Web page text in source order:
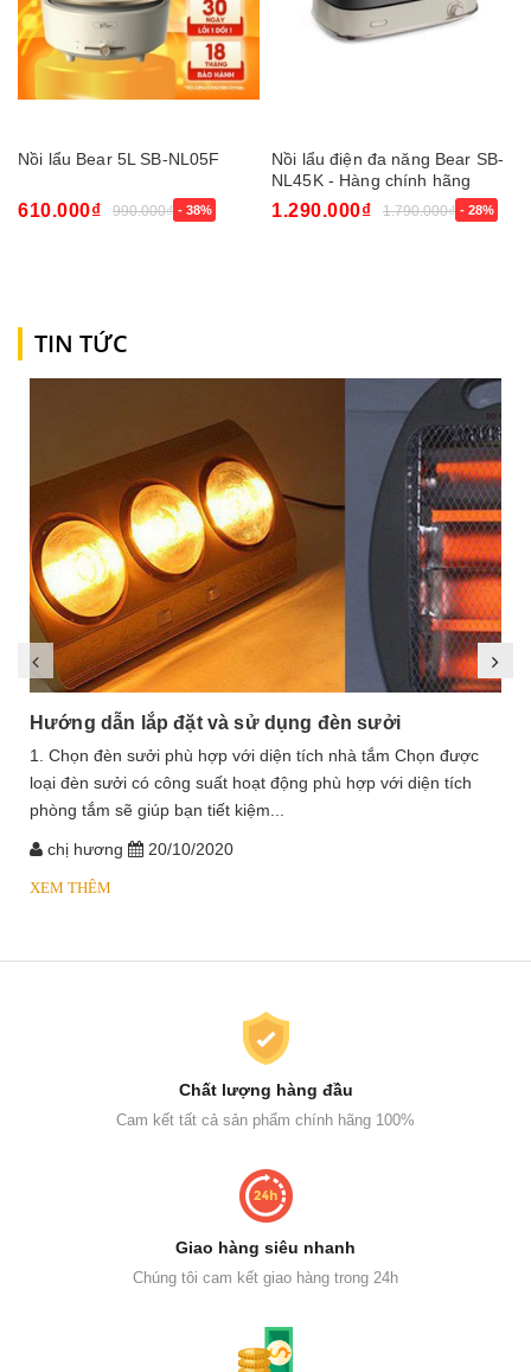
Nồi lẩu Bear 5L SB-NL05F
610.000₫ 990.000₫ - 38%
Nồi lẩu điện đa năng Bear SB-
NL45K - Hàng chính hãng
1.290.000₫ 1.790.000₫ - 28%
TIN TỨC
Hướng dẫn lắp đặt và sử dụng đèn sưởi
1. Chọn đèn sưởi phù hợp với diện tích nhà tắm Chọn được
loại đèn sưởi có công suất hoạt động phù hợp với diện tích
phòng tắm sẽ giúp bạn tiết kiệm...
chị hương 20/10/2020
XEM THÊM
Chất lượng hàng đầu
Cam kết tất cả sản phẩm chính hãng 100%
Giao hàng siêu nhanh
Chúng tôi cam kết giao hàng trong 24h